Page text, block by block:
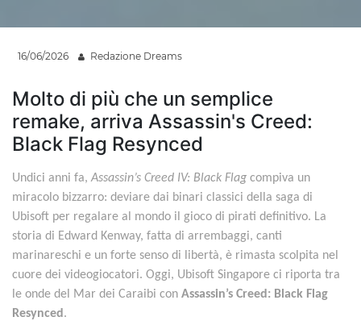
16/06/2026 Redazione Dreams
Molto di più che un semplice
remake, arriva Assassin's Creed:
Black Flag Resynced
Undici anni fa,Assassin’s Creed IV: Black Flag compiva un
miracolo bizzarro: deviare dai binari classici della saga di
Ubisoft per regalare al mondo il gioco di pirati definitivo. La
storia di Edward Kenway, fatta di arrembaggi, canti
marinareschi e un forte senso di libertà, è rimasta scolpita nel
cuore dei videogiocatori. Oggi, Ubisoft Singapore ci riporta tra
le onde del Mar dei Caraibi con Assassin’s Creed: Black Flag
Resynced .